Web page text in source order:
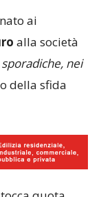
ai
alla società
nei
della sfida